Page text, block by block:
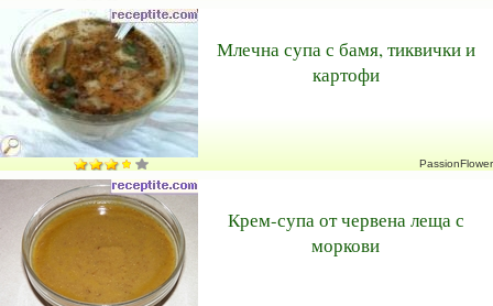
Млечна супа с бамя, тиквички и
картофи
PassionFlower
Крем-супа от червена леща с
моркови